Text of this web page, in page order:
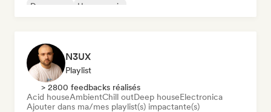
Dream pop
House music
N3UX
Playlist
> 2800 feedbacks réalisés
Acid houseAmbientChill outDeep houseElectronica
Ajouter dans ma/mes playlist(s) impactante(s)